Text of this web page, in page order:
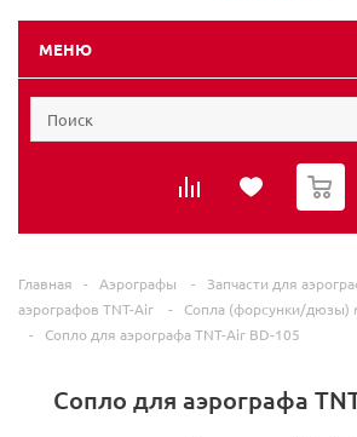
МЕНЮ
0
Главная - Аэрографы - Запчасти для
аэрографов TNT-Air
-
Сопла (форсунки/дюзы)
-
Сопло для аэрографа TNT-Air BD-105
Сопло для аэрографа